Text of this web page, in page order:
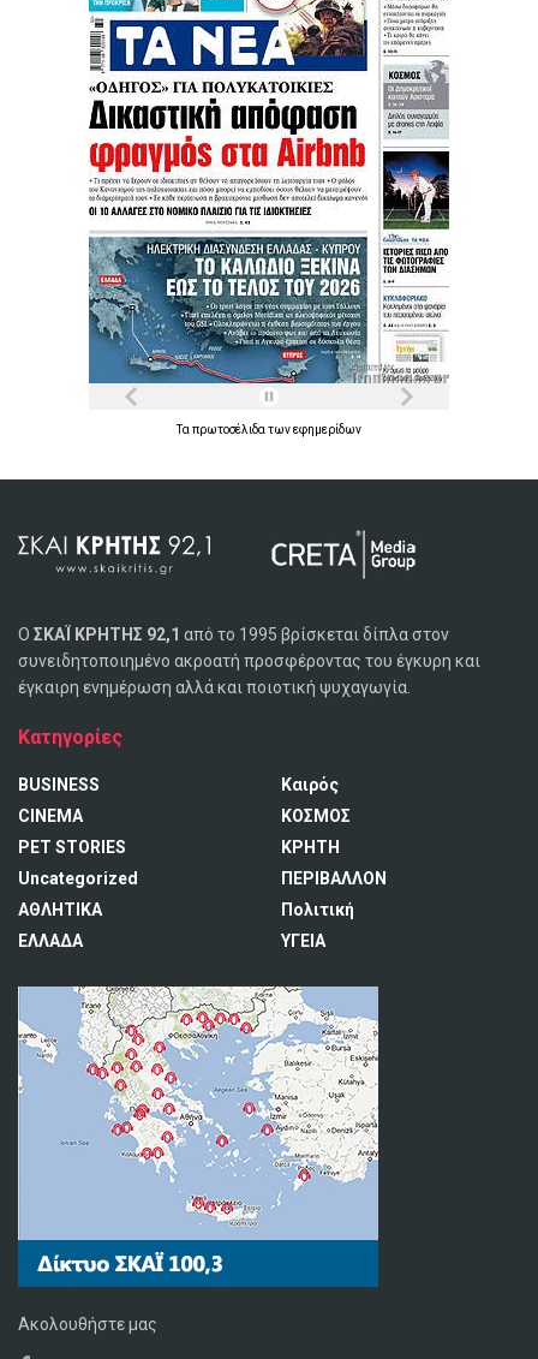
Τα πρωτοσέλιδα τωνεφημερίδων
Ο ΣΚΑΪ ΚΡΗΤΗΣ 92,1 από το 1995 βρίσκεται δίπλα στον
συνειδητοποιημένο ακροατή προσφέροντας του έγκυρη και
έγκαιρη ενημέρωση αλλά και ποιοτική ψυχαγωγία.
Κατηγορίες
BUSINESS
CINEMA
PET STORIES
Uncategorized
ΑΘΛΗΤΙΚΑ
ΕΛΛΑΔΑ
Καιρός
ΚΟΣΜΟΣ
ΚΡΗΤΗ
ΠΕΡΙΒΑΛΛΟΝ
Πολιτική
ΥΓΕΙΑ
Ακολουθήστε μας